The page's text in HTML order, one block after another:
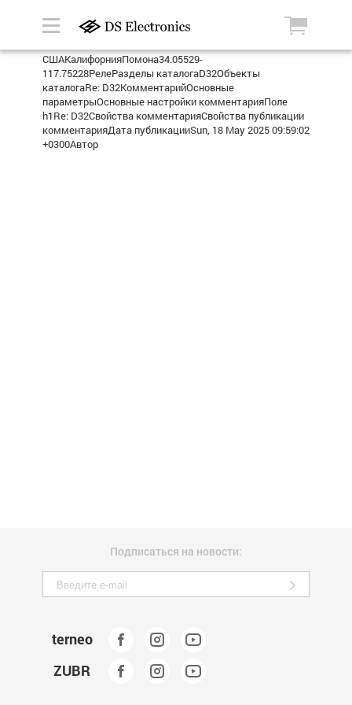
СШАКалифорнияПомона34.05529-
117.75228РелеРазделы каталогаD32Объекты
каталогаRe: D32КомментарийОсновные
параметрыОсновные настройки комментарияПоле
h1Re: D32Свойства комментарияСвойства публикации
комментарияДата публикацииSun, 18 May 2025 09:59:02
+0300Автор
Подписаться на новости:
terneo
ZUBR